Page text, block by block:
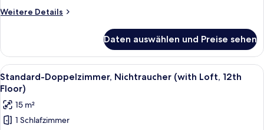
Ceiling)
Weitere Details
Weitere
Einzelzimmer,
Nichtraucher
(with
High
Ceiling)
Daten auswählen und Preise sehen
Alle
Fotos
für
Standard-
Doppelzimmer,
Ein Hotelzimmer mit Bett, einem
4
Standard-Doppelzimmer, Nichtraucher (with Loft, 12th
Floor)
15 m²
1 Schlafzimmer